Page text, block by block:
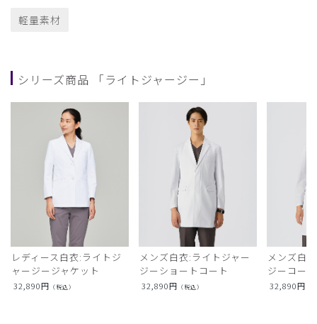
軽量素材
シリーズ商品 「ライトジャージー」
レディース白衣:ライトジ
ャージージャケット
32,890円 （税込）
メンズ白衣:ライトジャー
ジーショートコート
32,890円 （税込）
メンズ白
ジーコート
32,890円